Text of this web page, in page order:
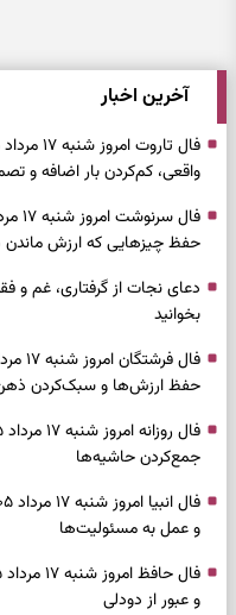
آخرین اخبار
واقعی، کم‌کردن بار اضافه و
حفظ چیزهایی که ارزش ماندن
دعای نجات از گرفتاری، غم و
بخوانید
حفظ ارزش‌ها و سبک‌کردن
جمع‌کردن حاشیه‌ها
و عمل به مسئولیت‌ها
و عبور از دودلی